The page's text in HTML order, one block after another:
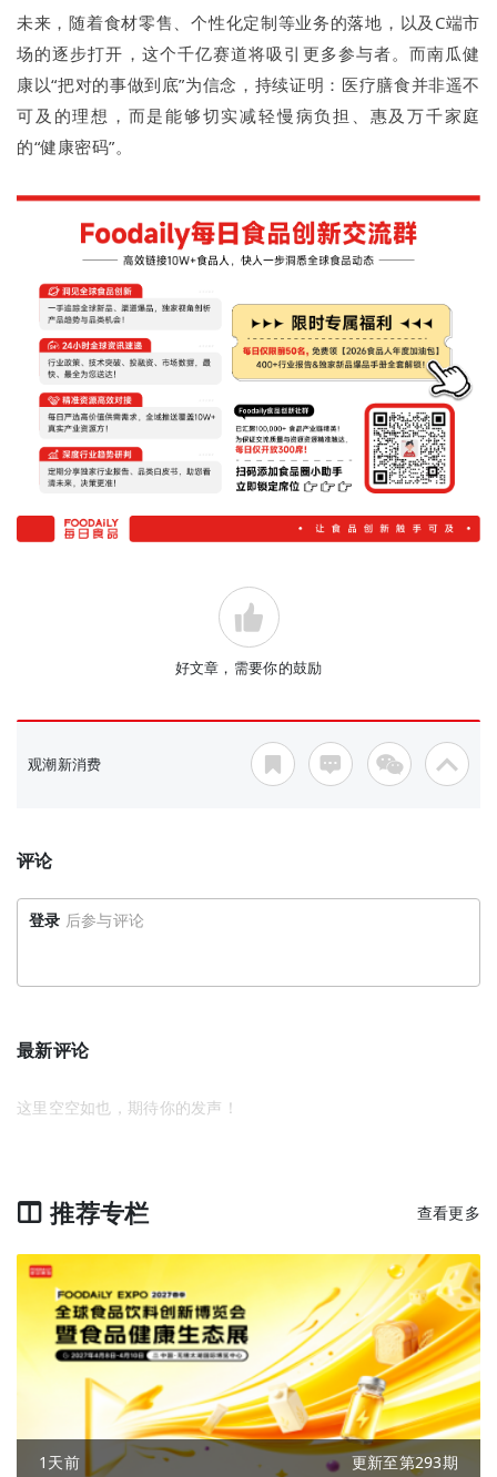
未来，随着食材零售、个性化定制等业务的落地，以及C端市
场的逐步打开，这个千亿赛道将吸引更多参与者。而南瓜健
康以“把对的事做到底”为信念，持续证明：医疗膳食并非遥不
可及的理想，而是能够切实减轻慢病负担、惠及万千家庭
的“健康密码”。
好文章，需要你的鼓励
观潮新消费
评论
登录 后参与评论
最新评论
这里空空如也，期待你的发声！
推荐专栏 查看更多
1天前 更新至第293期